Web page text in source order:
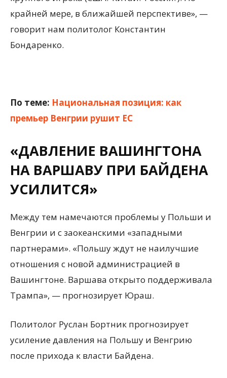
крайней мере, в ближайшей перспективе», —
говорит нам политолог Константин
Бондаренко.
По теме: Национальная позиция: как
премьер Венгрии рушит ЕС
«ДАВЛЕНИЕ ВАШИНГТОНА
НА ВАРШАВУ ПРИ БАЙДЕНА
УСИЛИТСЯ»
Между тем намечаются проблемы у Польши и
Венгрии и с заокеанскими «западными
партнерами». «Польшу ждут не наилучшие
отношения с новой администрацией в
Вашингтоне. Варшава открыто поддерживала
Трампа», — прогнозирует Юраш.
Политолог Руслан Бортник прогнозирует
усиление давления на Польшу и Венгрию
после прихода к власти Байдена.